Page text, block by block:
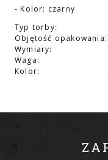
- Kolor: czarny
Typ torby:
Objętość opakowania:
Wymiary:
Waga:
Kolor: